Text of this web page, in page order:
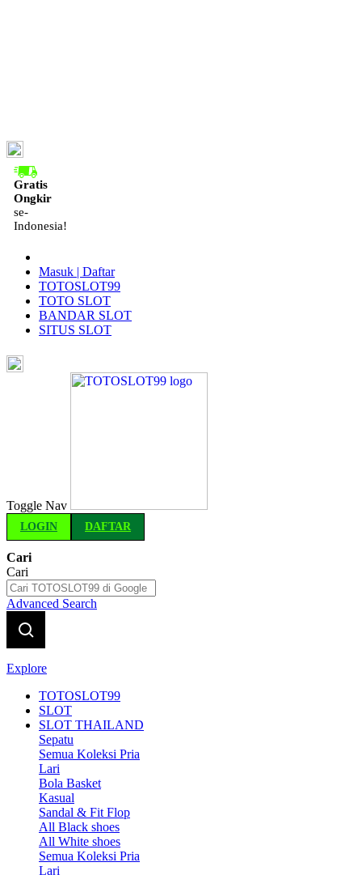
Gratis
Ongkir
se-
Indonesia!
Masuk | Daftar
TOTOSLOT99
TOTO SLOT
BANDAR SLOT
SITUS SLOT
Toggle Nav
LOGIN DAFTAR
Cari
Cari
Advanced Search
Explore
TOTOSLOT99
SLOT
SLOT THAILAND
Sepatu
Semua Koleksi Pria
Lari
Bola Basket
Kasual
Sandal & Fit Flop
All Black shoes
All White shoes
Semua Koleksi Pria
Lari